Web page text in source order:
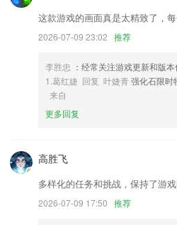
3,邀请专业医师入驻，可以随时解决
4,填报完美志愿需要家庭的支持，备考
6,【丰富书源】全网跨站搜索，百万书
1946伟德app软件优势
1.让出国留学工作中在国外的漂泊异乡
2.指定字帖的结构格，以洞悉每一个字
3.章节练习模块，全考点覆盖习题，覆
4.方便的获取渠道,依托移动终端,实现
这款游戏的画面真是太精致了，
2026-07-09 23:02 推荐
李胜忠 ：经常关注游戏更新和版
1.葛红婕 回复 叶婕青强化石限时
来自
更多回复
高胜飞
多样化的任务和挑战，保持了游
2026-07-09 17:50 推荐